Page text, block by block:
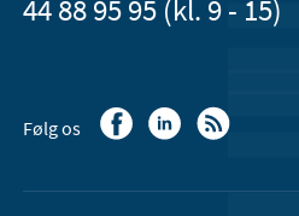
44 88 95 95 (kl. 9 - 15)
Følg os